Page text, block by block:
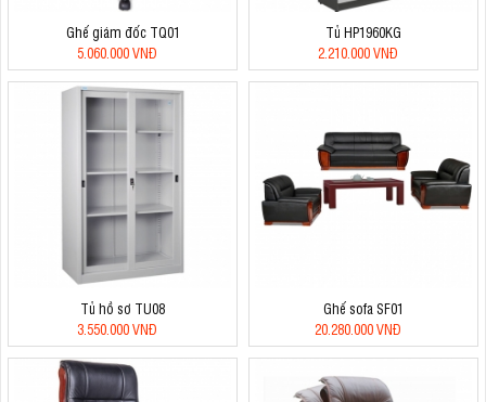
Ghế giám đốc TQ01
5.060.000 VNĐ
Tủ HP1960KG
2.210.000 VNĐ
Tủ hồ sơ TU08
3.550.000 VNĐ
Ghế sofa SF01
20.280.000 VNĐ